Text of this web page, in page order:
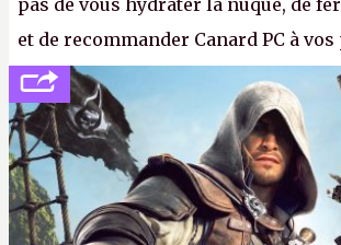
pas de vous hydrater la nuque, de
et de recommander Canard PC à
votre famille et aux inconnus que
dans la rue. Bon été à tous ! –ER.